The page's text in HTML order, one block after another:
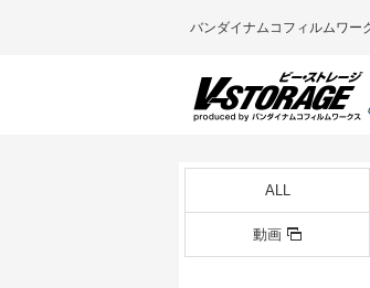
バンダイナムコフィルムワー
ALL
動画